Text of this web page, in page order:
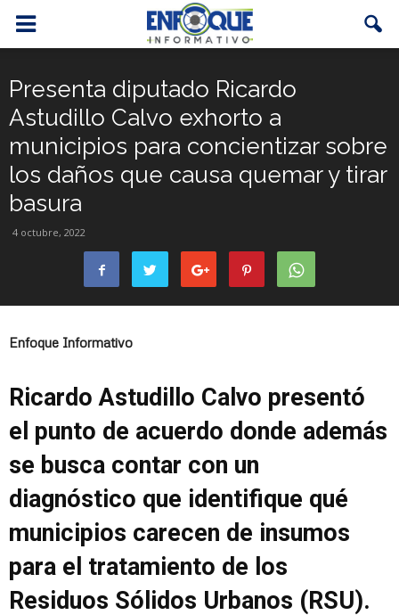
Presenta diputado Ricardo
Astudillo Calvo exhorto a
municipios para concientizar sobre
los daños que causa quemar y tirar
basura
4 octubre, 2022
Enfoque Informativo
Ricardo Astudillo Calvo presentó
el punto de acuerdo donde además
se busca contar con un
diagnóstico que identifique qué
municipios carecen de insumos
para el tratamiento de los
Residuos Sólidos Urbanos (RSU).